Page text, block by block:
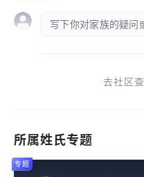
写下你对家族的疑问
去社区
所属姓氏专题
专题